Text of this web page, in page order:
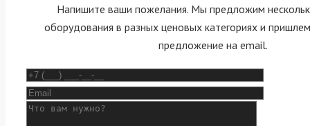
Напишите ваши пожелания. Мы предложим
оборудования в разных ценовых категориях и
предложение на email.